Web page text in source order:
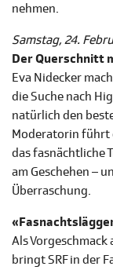
nehmen.
Samstag, 24.
Der Querschnitt
Eva Nidecker
die Suche nach
natürlich den
Moderatorin führt
das fasnächtliche
am Geschehen –
Überraschung.
Als
bringt SRF in der